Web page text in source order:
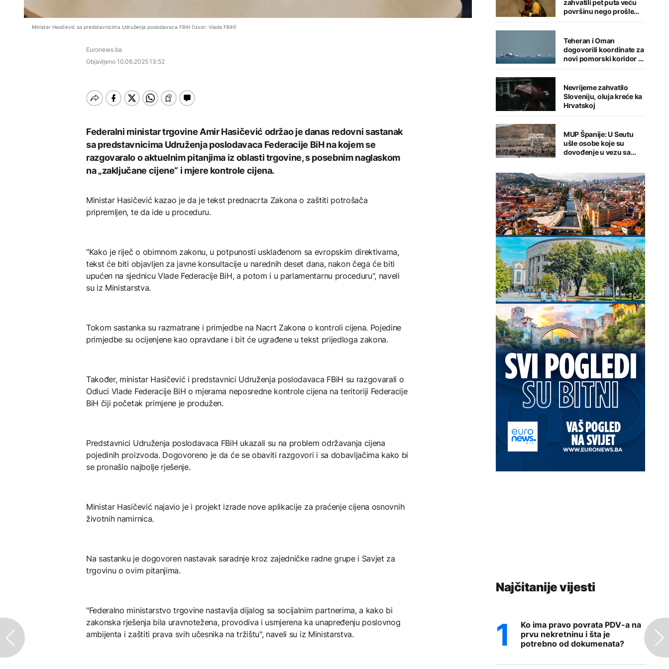
graničnih prelaza
DRUŠTVO
Gužve na većini
AKTUELNO
Dunav se povukao i
otkrio vijekovima
skrivene tajne: Od
SAD objavile rat
meksičkom kartelu,
nude milionske nagrade
na Mjesec
TEHNOLOGIJA
kovnica iz elektronskog
otpada izdvaja zlato
ZDRAVLJE
Ruska vakcina protiv
Ministar Hasičević sa predstavnicima Udruženja poslodavaca FBiH (Izvor: Vlada FBiH)
Euronews.ba
Objavljeno 10.06.2025 13:52
Federalni ministar trgovine Amir Hasičević održao je danas redovni sastanak
sa predstavnicima Udruženja poslodavaca Federacije BiH na kojem se
razgovaralo o aktuelnim pitanjima iz oblasti trgovine, s posebnim naglaskom
na „zaključane cijene“ i mjere kontrole cijena.
Ministar Hasičević kazao je da je tekst prednacrta Zakona o zaštiti potrošača
pripremljen, te da ide u proceduru.
"Kako je riječ o obimnom zakonu, u potpunosti usklađenom sa evropskim direktivama,
tekst će biti objavljen za javne konsultacije u narednih deset dana, nakon čega će biti
upućen na sjednicu Vlade Federacije BiH, a potom i u parlamentarnu proceduru", naveli
su iz Ministarstva.
Tokom sastanka su razmatrane i primjedbe na Nacrt Zakona o kontroli cijena. Pojedine
primjedbe su ocijenjene kao opravdane i bit će ugrađene u tekst prijedloga zakona.
Također, ministar Hasičević i predstavnici Udruženja poslodavaca FBiH su razgovarali o
Odluci Vlade Federacije BiH o mjerama neposredne kontrole cijena na teritoriji Federacije
BiH čiji početak primjene je produžen.
Predstavnici Udruženja poslodavaca FBiH ukazali su na problem održavanja cijena
pojedinih proizvoda. Dogovoreno je da će se obaviti razgovori i sa dobavljačima kako bi
se pronašlo najbolje rješenje.
Ministar Hasičević najavio je i projekt izrade nove aplikacije za praćenje cijena osnovnih
životnih namirnica.
Na sastanku je dogovoren nastavak saradnje kroz zajedničke radne grupe i Savjet za
trgovinu o ovim pitanjima.
"Federalno ministarstvo trgovine nastavlja dijalog sa socijalnim partnerima, a kako bi
zakonska rješenja bila uravnotežena, provodiva i usmjerena ka unapređenju poslovnog
ambijenta i zaštiti prava svih učesnika na tržištu", naveli su iz Ministarstva.
zahvatili pet puta veću
površinu nego prošle
godine
Teheran i Oman
dogovorili koordinate za
novi pomorski koridor u
Hormuškom moreuzu
Nevrijeme zahvatilo
Sloveniju, oluja kreće ka
Hrvatskoj
MUP Španije: U Seutu
ušle osobe koje su
dovođenje u vezu sa
Najčitanije vijesti
Ko ima pravo povrata PDV-a na
prvu nekretninu i šta je
potrebno od dokumenata?